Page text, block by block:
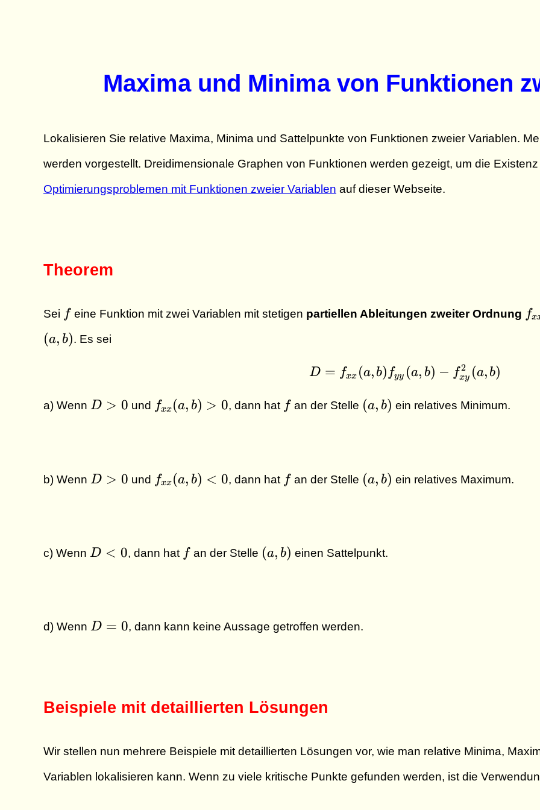
Maxima und Minima von Funktionen
Lokalisieren Sie relative Maxima, Minima und Sattelpunkte von Funktionen zweier Variablen.
werden vorgestellt. Dreidimensionale Graphen von Funktionen werden gezeigt, um die
Optimierungsproblemen mit Funktionen zweier Variablen auf dieser Webseite.
Theorem
Sei ff eine Funktion mit zwei Variablen mit stetigen partiellen Ableitungen zweiter Ordnung f
(a, b). Es sei
D = f_{xx}(a,b)
D = fxx (a, b) fyy (a, b) − fxy
2 (a, b)
a) Wenn D
D > 0 und f_{xx}
(a,b)
fxx (a, b) > 0, dann hat ff an der Stelle (a,b)
(a, b) ein relatives Minimum.
b) Wenn D
D > 0 und f_{xx}
(a,b)
fxx (a, b) < 0, dann hat ff an der Stelle (a,b)
(a, b) ein relatives Maximum.
c) Wenn D
D < 0, dann hat ff an der Stelle (a,b)
(a, b) einen Sattelpunkt.
d) Wenn D
D = 0, dann kann keine Aussage getroffen werden.
Beispiele mit detaillierten Lösungen
Wir stellen nun mehrere Beispiele mit detaillierten Lösungen vor, wie man relative Minima,
Variablen lokalisieren kann. Wenn zu viele kritische Punkte gefunden werden, ist die